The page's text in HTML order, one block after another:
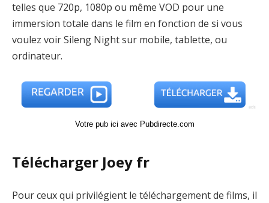
telles que 720p, 1080p ou même VOD pour une
immersion totale dans le film en fonction de si vous
voulez voir Sileng Night sur mobile, tablette, ou
ordinateur.
Votre pub ici avec Pubdirecte.com
Télécharger Joey fr
Pour ceux qui privilégient le téléchargement de films, il